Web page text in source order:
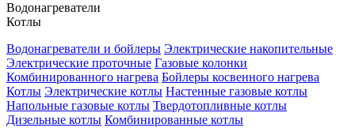
Водонагреватели
Котлы
Водонагреватели и бойлеры Электрические накопительные
Электрические проточные Газовые колонки
Комбинированного нагрева Бойлеры косвенного нагрева
Котлы Электрические котлы Настенные газовые котлы
Напольные газовые котлы Твердотопливные котлы
Дизельные котлы Комбинированные котлы